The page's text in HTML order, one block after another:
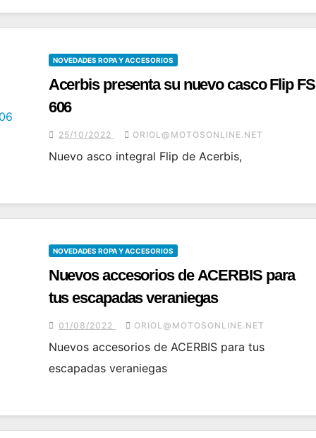
NOVEDADES ROPA Y ACCESORIOS
Acerbis presenta su nuevo casco Flip FS
606
25/10/2022 ORIOL@MOTOSONLINE.NET
Nuevo asco integral Flip de Acerbis,
NOVEDADES ROPA Y ACCESORIOS
Nuevos accesorios de ACERBIS para
tus escapadas veraniegas
01/08/2022 ORIOL@MOTOSONLINE.NET
Nuevos accesorios de ACERBIS para tus
escapadas veraniegas